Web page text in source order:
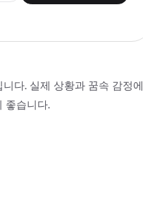
다. 실제 상황과 꿈속 감정에
좋습니다.